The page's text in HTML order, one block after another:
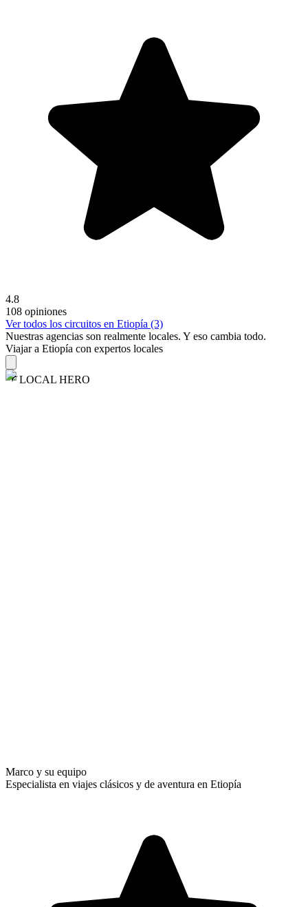
4.8
108 opiniones
Ver todos los circuitos en Etiopía (3)
Nuestras agencias son realmente locales. Y eso cambia todo.
Viajar a Etiopía con expertos locales
LOCAL HERO
Marco y su equipo
Especialista en viajes clásicos y de aventura en Etiopía